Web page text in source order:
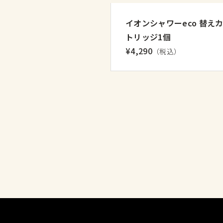
イオンシャワーeco 替え
トリッジ1個
¥4,290（税込）